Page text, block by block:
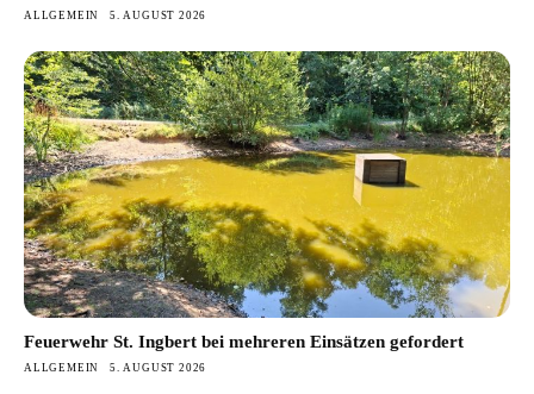
ALLGEMEIN 5. AUGUST 2026
Feuerwehr St. Ingbert bei mehreren Einsätzen gefordert
ALLGEMEIN 5. AUGUST 2026